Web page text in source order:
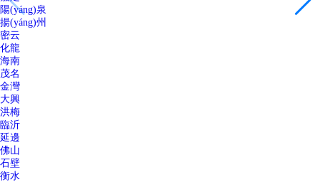
陽(yáng)泉
揚(yáng)州
密云
化龍
海南
茂名
金灣
大興
洪梅
臨沂
延邊
佛山
石壁
衡水